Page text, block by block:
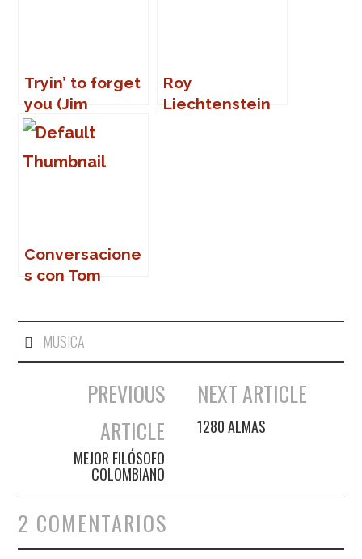
Tryin’ to forget
you (Jim
Reeves vs
Hawley)
Roy
Liechtenstein
Conversacione
s con Tom
MUSICA
Navegación de entradas
PREVIOUS
ARTICLE
MEJOR FILÓSOFO
COLOMBIANO
NEXT ARTICLE
1280 ALMAS
2 COMENTARIOS